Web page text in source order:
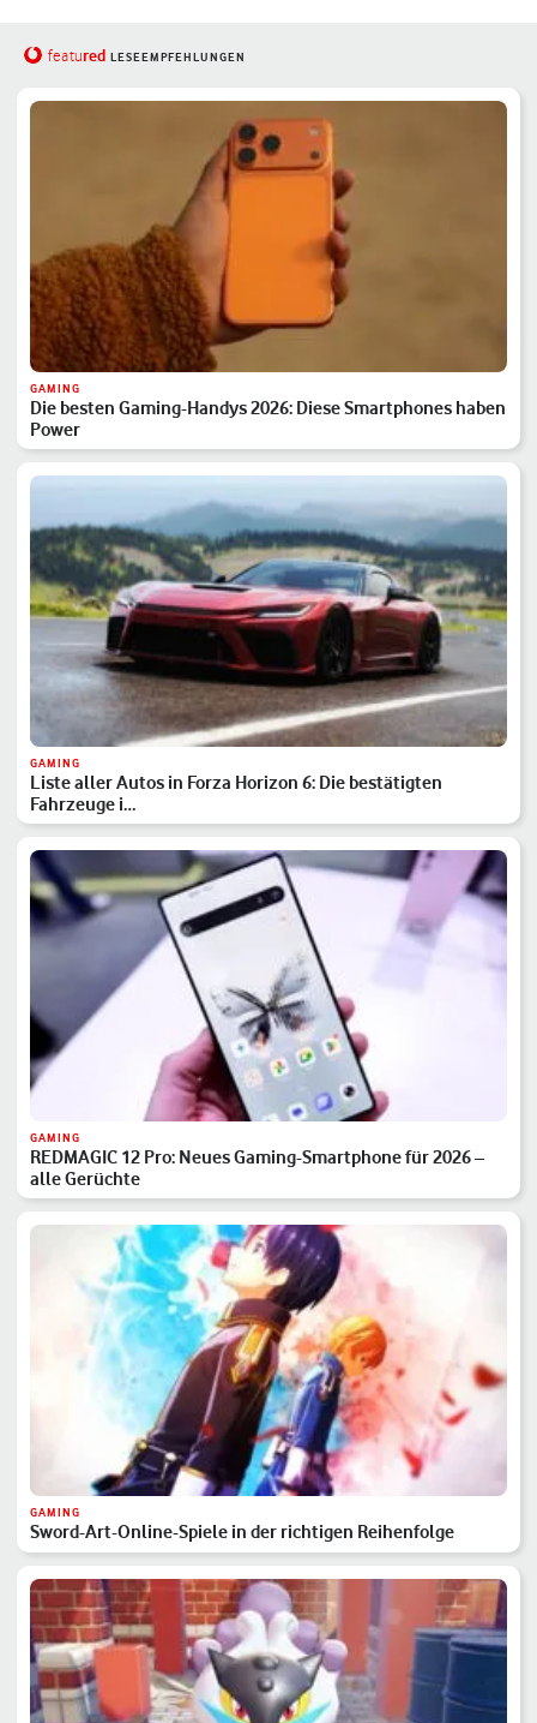
featured LESEEMPFEHLUNGEN
GAMING
Die besten Gaming-Handys 2026: Diese Smartphones haben
Power
GAMING
Liste aller Autos in Forza Horizon 6: Die bestätigten
Fahrzeuge i…
GAMING
REDMAGIC 12 Pro: Neues Gaming-Smartphone für 2026 –
alle Gerüchte
GAMING
Sword-Art-Online-Spiele in der richtigen Reihenfolge